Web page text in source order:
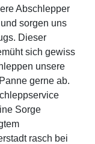
Abschlepper
sorgen uns
Dieser
sich gewiss
unsere
gerne ab.
Sorge
rasch bei